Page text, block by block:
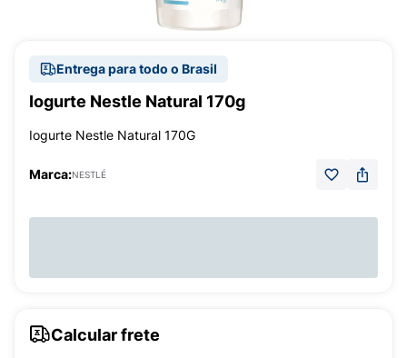
Entrega para todo o Brasil
Iogurte Nestle Natural 170g
Iogurte Nestle Natural 170G
Marca:NESTLÉ
Calcular frete